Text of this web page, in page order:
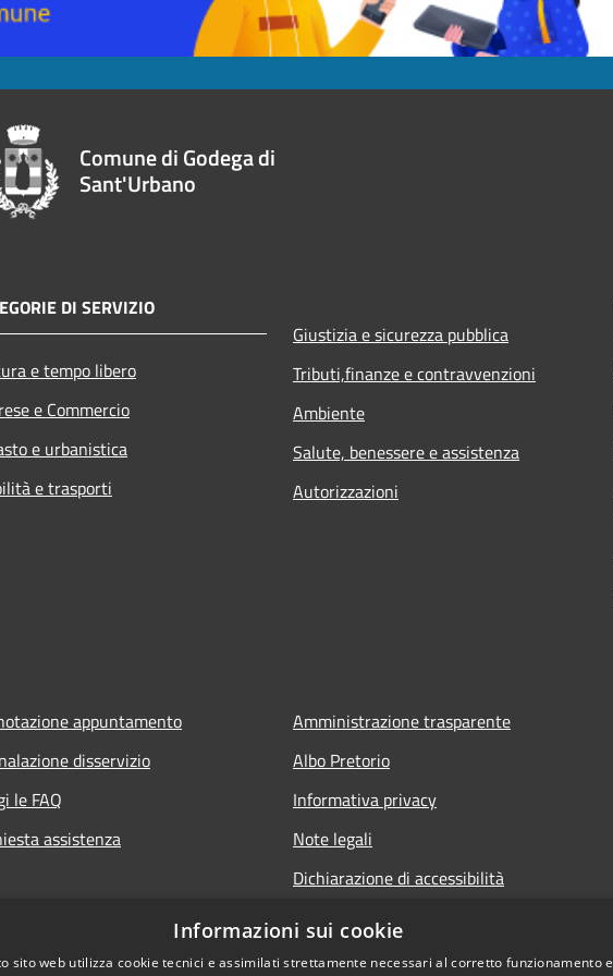
Comune di Godega di
Sant'Urbano
DI SERVIZIO
e tempo libero
e Commercio
e urbanistica
e trasporti
Giustizia e sicurezza pubblica
Tributi,finanze e contravvenzioni
Ambiente
Salute, benessere e assistenza
Autorizzazioni
appuntamento
disservizio
le FAQ
assistenza
Amministrazione trasparente
Albo Pretorio
Informativa privacy
Note legali
Dichiarazione di accessibilità
Informazioni sui cookie
sito web utilizza cookie tecnici e assimilati strettamente necessari al corretto funzionamento e